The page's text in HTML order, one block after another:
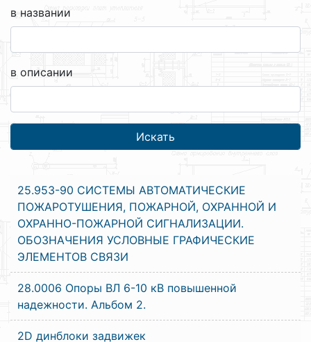
в названии
в описании
25.953-90 СИСТЕМЫ АВТОМАТИЧЕСКИЕ
ПОЖАРОТУШЕНИЯ, ПОЖАРНОЙ, ОХРАННОЙ И
ОХРАННО-ПОЖАРНОЙ СИГНАЛИЗАЦИИ.
ОБОЗНАЧЕНИЯ УСЛОВНЫЕ ГРАФИЧЕСКИЕ
ЭЛЕМЕНТОВ СВЯЗИ
28.0006 Опоры ВЛ 6-10 кВ повышенной
надежности. Альбом 2.
2D динблоки задвижек